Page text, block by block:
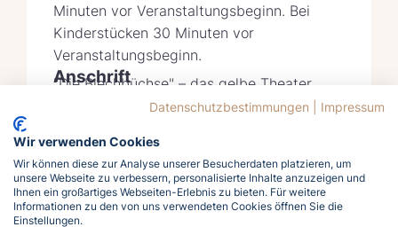
Minuten vor Veranstaltungsbeginn. Bei
Kinderstücken 30 Minuten vor
Veranstaltungsbeginn.
Anschrift
"Die Blechbüchse" – das gelbe Theater
Kontaktdaten
015118767062
m.hunold@vorpommersche-
landesbuehne.de
Website
Datenschutzbestimmungen Impressum
Wir verwenden Cookies
Wir können diese zur Analyse unserer Besucherdaten platzieren, um
unsere Webseite zu verbessern, personalisierte Inhalte anzuzeigen und
Ihnen ein großartiges Webseiten-Erlebnis zu bieten. Für weitere
Informationen zu den von uns verwendeten Cookies öffnen Sie die
Einstellungen.